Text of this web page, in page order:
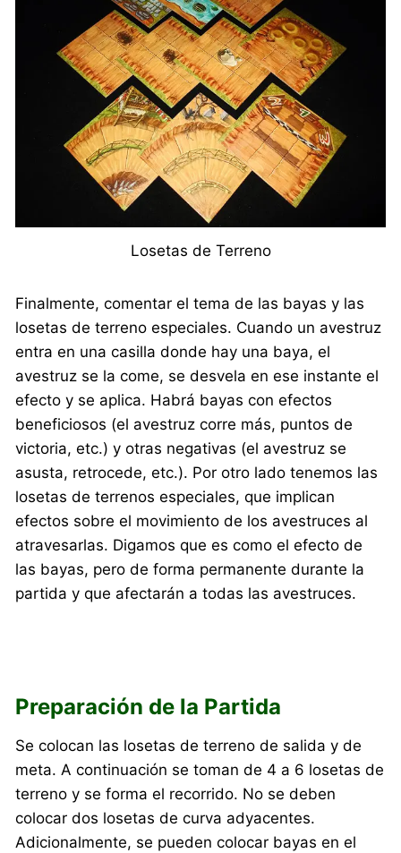
Losetas de Terreno
Finalmente, comentar el tema de las bayas y las
losetas de terreno especiales. Cuando un avestruz
entra en una casilla donde hay una baya, el
avestruz se la come, se desvela en ese instante el
efecto y se aplica. Habrá bayas con efectos
beneficiosos (el avestruz corre más, puntos de
victoria, etc.) y otras negativas (el avestruz se
asusta, retrocede, etc.). Por otro lado tenemos las
losetas de terrenos especiales, que implican
efectos sobre el movimiento de los avestruces al
atravesarlas. Digamos que es como el efecto de
las bayas, pero de forma permanente durante la
partida y que afectarán a todas las avestruces.
Preparación de la Partida
Se colocan las losetas de terreno de salida y de
meta. A continuación se toman de 4 a 6 losetas de
terreno y se forma el recorrido. No se deben
colocar dos losetas de curva adyacentes.
Adicionalmente, se pueden colocar bayas en el